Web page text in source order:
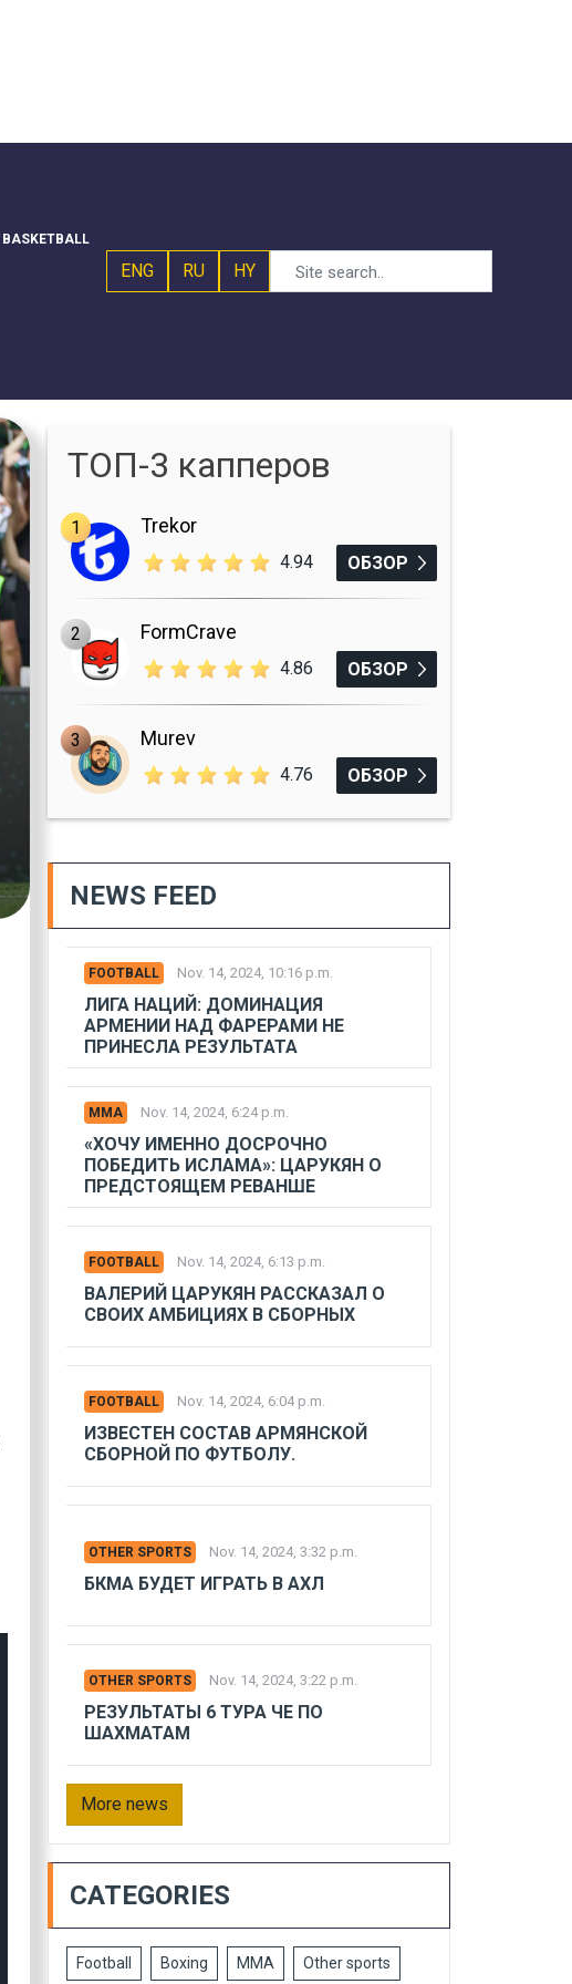
BASKETBALL
ENG RU HY
ТОП-3 капперов
1 Trekor
4.94 ОБЗОР
2 FormCrave
4.86 ОБЗОР
3 Murev
4.76 ОБЗОР
NEWS FEED
FOOTBALL Nov. 14, 2024, 10:16 p.m.
ЛИГА НАЦИЙ: ДОМИНАЦИЯ
АРМЕНИИ НАД ФАРЕРАМИ НЕ
ПРИНЕСЛА РЕЗУЛЬТАТА
MMA Nov. 14, 2024, 6:24 p.m.
«ХОЧУ ИМЕННО ДОСРОЧНО
ПОБЕДИТЬ ИСЛАМА»: ЦАРУКЯН О
ПРЕДСТОЯЩЕМ РЕВАНШЕ
FOOTBALL Nov. 14, 2024, 6:13 p.m.
ВАЛЕРИЙ ЦАРУКЯН РАССКАЗАЛ О
СВОИХ АМБИЦИЯХ В СБОРНЫХ
FOOTBALL Nov. 14, 2024, 6:04 p.m.
ИЗВЕСТЕН СОСТАВ АРМЯНСКОЙ
СБОРНОЙ ПО ФУТБОЛУ.
OTHER SPORTS Nov. 14, 2024, 3:32 p.m.
БКМА БУДЕТ ИГРАТЬ В АХЛ
OTHER SPORTS Nov. 14, 2024, 3:22 p.m.
РЕЗУЛЬТАТЫ 6 ТУРА ЧЕ ПО
ШАХМАТАМ
More news
CATEGORIES
Football Boxing MMA Other sports